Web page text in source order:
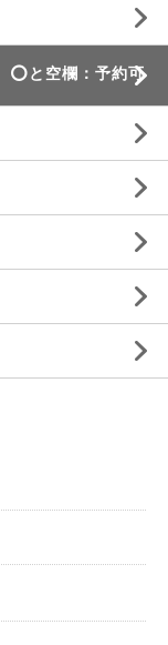
と空欄：予約可